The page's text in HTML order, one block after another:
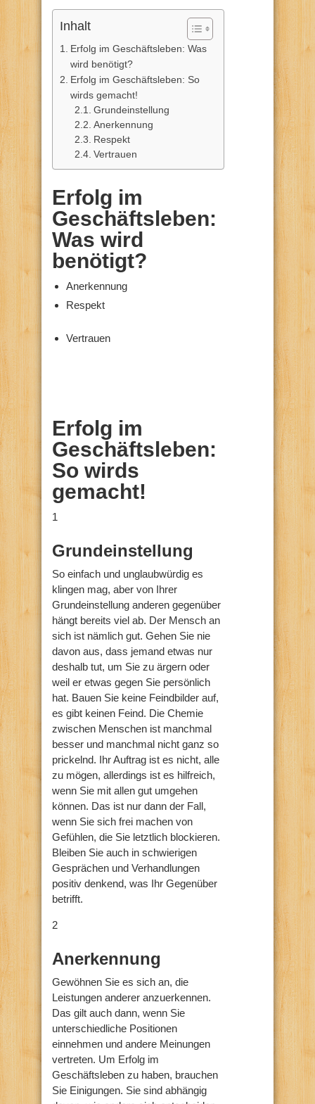
Inhalt
Erfolg im Geschäftsleben: Was
wird benötigt?
Erfolg im Geschäftsleben: So
wirds gemacht!
Grundeinstellung
Anerkennung
Respekt
Vertrauen
Erfolg im
Geschäftsleben:
Was wird
benötigt?
Anerkennung
Respekt
Vertrauen
Erfolg im
Geschäftsleben:
So wirds
gemacht!
1
Grundeinstellung
So einfach und unglaubwürdig es
klingen mag, aber von Ihrer
Grundeinstellung anderen gegenüber
hängt bereits viel ab. Der Mensch an
sich ist nämlich gut. Gehen Sie nie
davon aus, dass jemand etwas nur
deshalb tut, um Sie zu ärgern oder
weil er etwas gegen Sie persönlich
hat. Bauen Sie keine Feindbilder auf,
es gibt keinen Feind. Die Chemie
zwischen Menschen ist manchmal
besser und manchmal nicht ganz so
prickelnd. Ihr Auftrag ist es nicht, alle
zu mögen, allerdings ist es hilfreich,
wenn Sie mit allen gut umgehen
können. Das ist nur dann der Fall,
wenn Sie sich frei machen von
Gefühlen, die Sie letztlich blockieren.
Bleiben Sie auch in schwierigen
Gesprächen und Verhandlungen
positiv denkend, was Ihr Gegenüber
betrifft.
2
Anerkennung
Gewöhnen Sie es sich an, die
Leistungen anderer anzuerkennen.
Das gilt auch dann, wenn Sie
unterschiedliche Positionen
einnehmen und andere Meinungen
vertreten. Um Erfolg im
Geschäftsleben zu haben, brauchen
Sie Einigungen. Sie sind abhängig